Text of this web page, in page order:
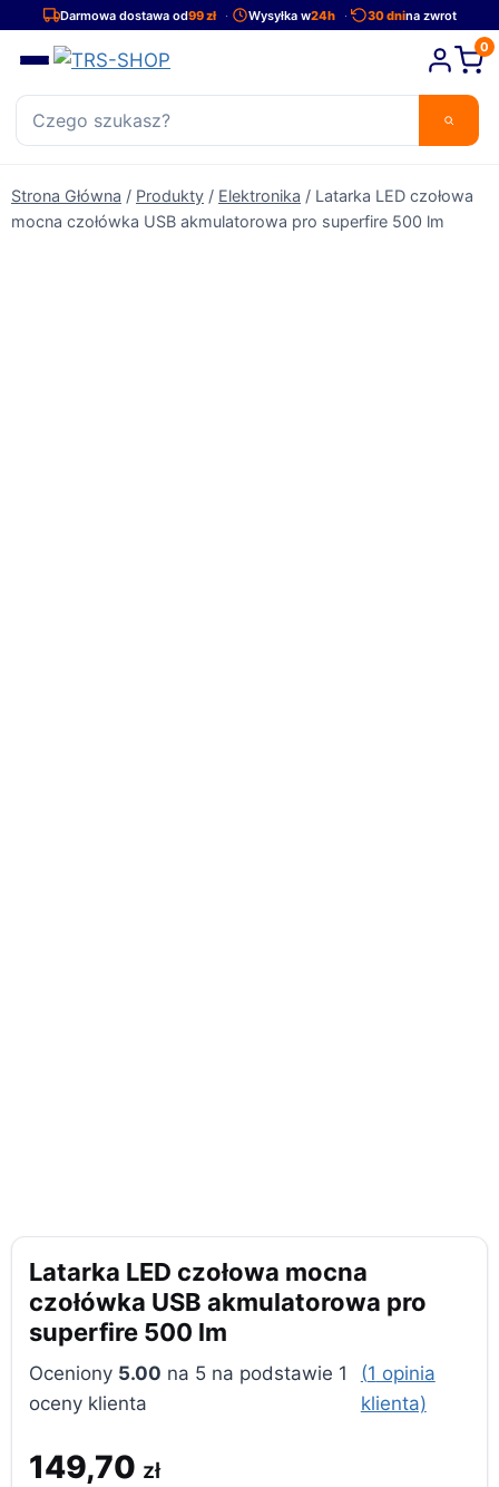
PrzejdźDarmowa dostawa od99 zł Wysyłka w24h 30 dnina zwrot
0
Strona Główna / Produkty / Elektronika / Latarka LED czołowa
mocna czołówka USB akmulatorowa pro superfire 500 lm
Latarka LED czołowa mocna
czołówka USB akmulatorowa pro
superfire 500 lm
Oceniony 5.00 na 5 na podstawie 1
oceny klienta
(1 opinia
klienta)
149,70 zł